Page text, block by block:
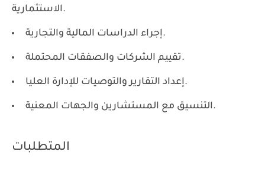
الاستثمارية.
إجراء الدراسات المالية والتجارية.
تقييم الشركات والصفقات المحتملة.
إعداد التقارير والتوصيات للإدارة العليا.
التنسيق مع المستشارين والجهات المعنية.
المتطلبات